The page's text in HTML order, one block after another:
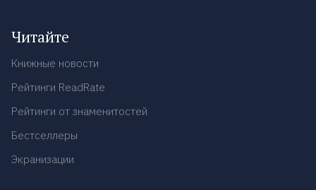
Читайте
Книжные новости
Рейтинги ReadRate
Рейтинги от знаменитостей
Бестселлеры
Экранизации